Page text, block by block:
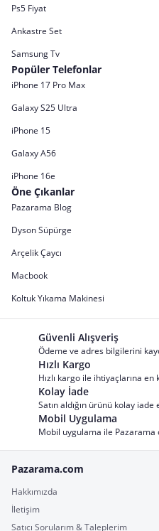
Ps5 Fiyat
Ankastre Set
Samsung Tv
Popüler Telefonlar
iPhone 17 Pro Max
Galaxy S25 Ultra
iPhone 15
Galaxy A56
iPhone 16e
Öne Çıkanlar
Pazarama Blog
Dyson Süpürge
Arçelik Çaycı
Macbook
Koltuk Yıkama Makinesi
Güvenli Alışveriş
Ödeme ve adres bilgilerini
Hızlı Kargo
Hızlı kargo ile ihtiyaçlarına en
Kolay İade
Satın aldığın ürünü kolay
Mobil Uygulama
Mobil uygulama ile Pazarama
Pazarama.com
Hakkımızda
İletişim
Satıcı Sorularım & Taleplerim